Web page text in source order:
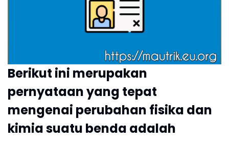
Berikut ini merupakan
pernyataan yang tepat
mengenai perubahan fisika dan
kimia suatu benda adalah